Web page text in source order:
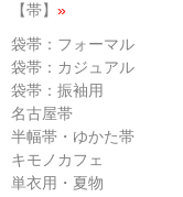
【帯】 »
袋帯：フォーマル
袋帯：カジュアル
袋帯：振袖用
名古屋帯
半幅帯・ゆかた帯
キモノカフェ
単衣用・夏物